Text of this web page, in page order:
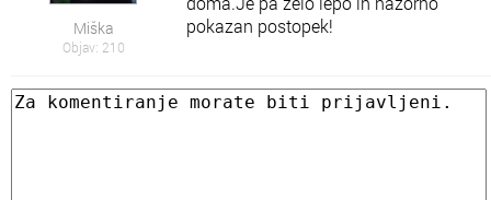
Miška
Objav: 210
pokazan postopek!